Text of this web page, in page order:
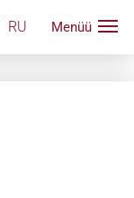
RU